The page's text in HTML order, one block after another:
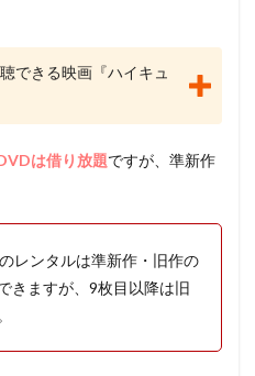
できる映画『ハイキュ
は借り放題ですが、準新作
レンタルは準新作・旧作の
きますが、9枚目以降は旧